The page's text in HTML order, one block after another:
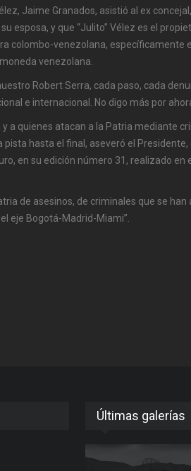
Jaime Granados, asistió al ex
esposa, y que “Julito” Vélez es el
colombo-venezolana, específicamente
venezolana.
Robert Serra, cada paso, cada
e internacional. No digo más por
y a quienes atacan a la Patria mediante
hasta el final, aseveró el Presidente,
en su edición número 31, realizado en
de asesinos, de criminales que se han
eje Bogotá-Madrid-Miami”.
Últimas galerías